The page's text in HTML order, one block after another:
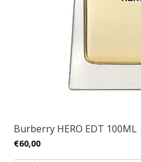
Burberry HERO EDT 100ML
€60,00